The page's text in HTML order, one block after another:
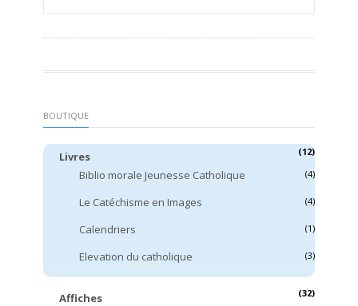
BOUTIQUE
Livres (12)
Biblio morale Jeunesse Catholique (4)
Le Catéchisme en Images (4)
Calendriers (1)
Elevation du catholique (3)
Affiches (32)